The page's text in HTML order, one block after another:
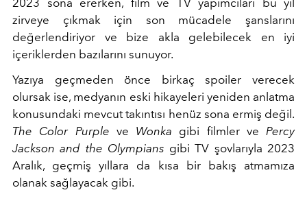
zirveye çıkmak için son mücadele şanslarını
değerlendiriyor ve bize akla gelebilecek en iyi
içeriklerden bazılarını sunuyor.
Yazıya geçmeden önce birkaç spoiler verecek
olursak ise, medyanın eski hikayeleri yeniden anlatma
konusundaki mevcut takıntısı henüz sona ermiş değil.
The Color Purple ve Wonka gibi filmler ve Percy
Jackson and the Olympians gibi TV şovlarıyla 2023
Aralık, geçmiş yıllara da kısa bir bakış atmamıza
olanak sağlayacak gibi.